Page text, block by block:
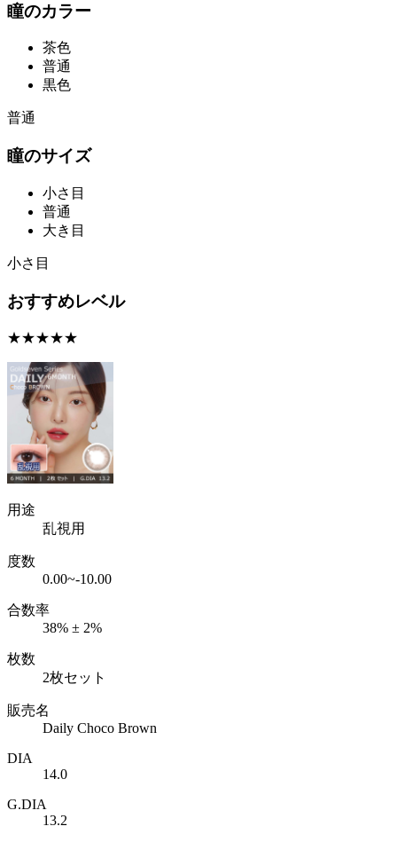
瞳のカラー
茶色
普通
黒色
普通
瞳のサイズ
小さ目
普通
大き目
小さ目
おすすめレベル
★★★★★
用途
乱視用
度数
0.00~-10.00
合数率
38% ± 2%
枚数
2枚セット
販売名
Daily Choco Brown
DIA
14.0
G.DIA
13.2